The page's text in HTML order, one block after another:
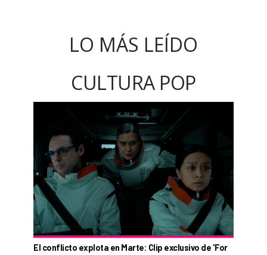
LO MÁS LEÍDO
CULTURA POP
El conflicto explota en Marte: Clip exclusivo de 'For